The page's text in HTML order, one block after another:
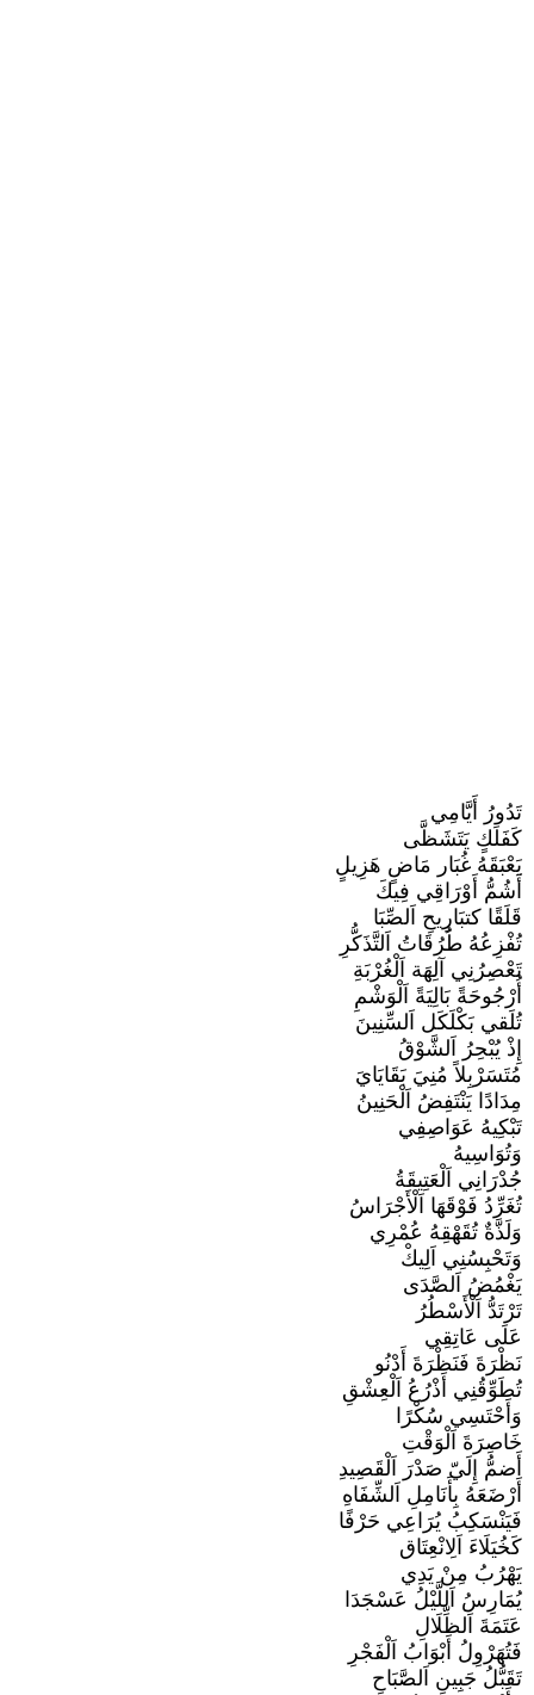
تَدُورُ أَيَّامِي
كَفَلَكٍ يَتَشَظَّى
يَعْبَقَهُ غُبَار مَاضٍ هَزِيلٍ
أَشُمُّ أَوْرَاقِي فِيكَ
قَلَقًا كتبَارِيحِ اَلصِّبَا
تُفْزِعُهُ طُرُقَاتُ اَلتَّذَكُّرِ
تَعْصِرُنِي آلِهَة اَلْغُرْبَةِ
أُرْجُوحَةً بَالِيَةً اَلْوَشْمِ
تُلَقي بَكْلَكَل اَلسِّنِينَ
إِذْ يُبْحِرُ اَلشَّوْقُ
مُتَسَرْبِلاً مُنِيَ بَقَايَايَ
مِدَادًا يَنْتَفِضُ اَلْحَنِينُ
تَبْكِيهُ عَوَاصِفِي
وَتُوَاسِيهُ
جُدْرَانِي اَلْعَتِيقَةُ
تُغَرِّدُ فَوْقَهَا اَلْأَجْرَاسُ
وَلَذَّةٌ تُقَهْقِهُ عُمْرِي
وَتَحْبِسُنِي اَلِيكْ
يَغْمُضُ اَلصَّدَى
تَرْتَدُّ اَلْأَسْطُرُ
عَلَى عَاتِقِي
نَظْرَةَ فَنَظْرَةَ أَدْنُو
تُطَوِّقُنِي أَذْرُعُ اَلْعِشْقِ
وَأَحْتَسِي سُكْرًا
خَاصِرَةَ اَلْوَقْتِ
أَضمُّ إِلَيّ صَدْرَ اَلْقَصِيدِ
أَرْضَعَهُ بِأَنَامِلِ اَلشِّفَاهِ
فَيَنْسَكِبُ يُرَاعِي حَرْفًا
كَخُيَلَاءَ اَلِانْعِتَاق
يَهْرُبُ مِنْ يَدِي
يُمَارِسُ اَللَّيْلُ عَسْجَدَا
عَتَمَةَ اَلظِّلَالِ
فَتُهَرْوِلُ أَبْوَابُ اَلْفَجْرِ
تَقَبُّلُ جَبِينِ اَلصَّبَاحِ